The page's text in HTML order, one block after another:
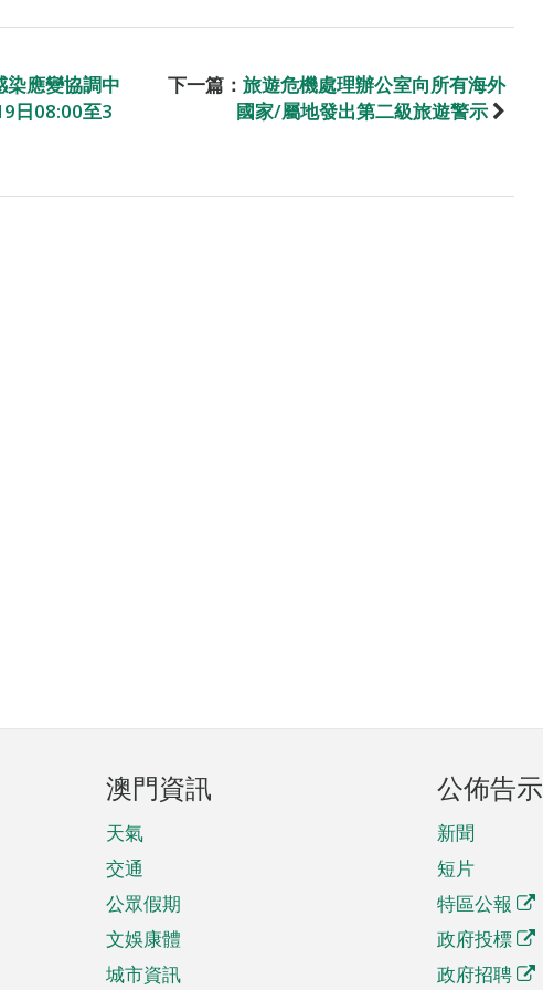
染應變協調中
日08:00至3
下一篇： 旅遊危機處理辦公室向所有海外
國家/屬地發出第二級旅遊警示
澳門資訊
天氣
交通
公眾假期
文娛康體
城市資訊
公佈告示
新聞
短片
特區公報
政府投標
政府招聘